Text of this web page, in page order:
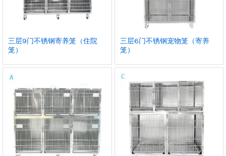
三层9门不锈钢寄养笼（住院
笼）
三层6门不锈钢宠物笼（寄养
笼）